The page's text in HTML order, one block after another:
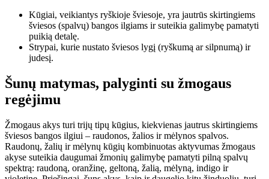
Kūgiai, veikiantys ryškioje šviesoje, yra jautrūs skirtingiems
šviesos (spalvų) bangos ilgiams ir suteikia galimybę pamatyti
puikią detalę.
Strypai, kurie nustato šviesos lygį (ryškumą ar silpnumą) ir
judesį.
Šunų matymas, palyginti su žmogaus
regėjimu
Žmogaus akys turi trijų tipų kūgius, kiekvienas jautrus skirtingiems
šviesos bangos ilgiui – raudonos, žalios ir mėlynos spalvos.
Raudonų, žalių ir mėlynų kūgių kombinuotas aktyvumas žmogaus
akyse suteikia daugumai žmonių galimybę pamatyti pilną spalvų
spektrą: raudoną, oranžinę, geltoną, žalią, mėlyną, indigo ir